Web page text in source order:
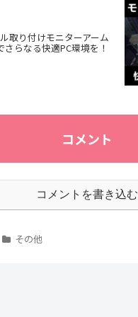
取り付けモニターアーム
さらなる快適PC環境を！
コメント
コメントを書き込む
その他